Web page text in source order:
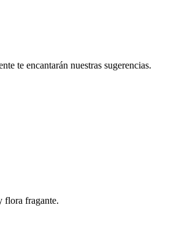
te encantarán nuestras sugerencias.
flora fragante.